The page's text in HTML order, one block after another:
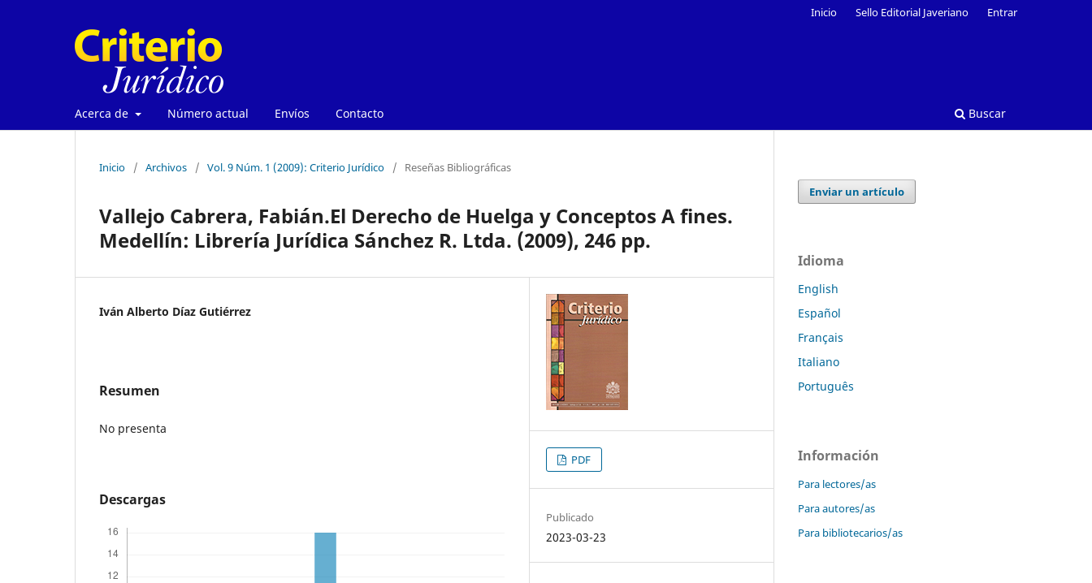
Acerca de Número actual Envíos Contacto Buscar
Inicio Sello Editorial Javeriano Entrar
Inicio / Archivos / Vol. 9 Núm. 1 (2009): Criterio Jurídico / Reseñas Bibliográficas
Vallejo Cabrera, Fabián.El Derecho de Huelga y Conceptos A fines.
Medellín: Librería Jurídica Sánchez R. Ltda. (2009), 246 pp.
Iván Alberto Díaz Gutiérrez
Resumen
No presenta
Descargas
PDF
Publicado
2023-03-23
Enviar un artículo
Idioma
English
Español
Français
Italiano
Português
Información
Para lectores/as
Para autores/as
Para bibliotecarios/as